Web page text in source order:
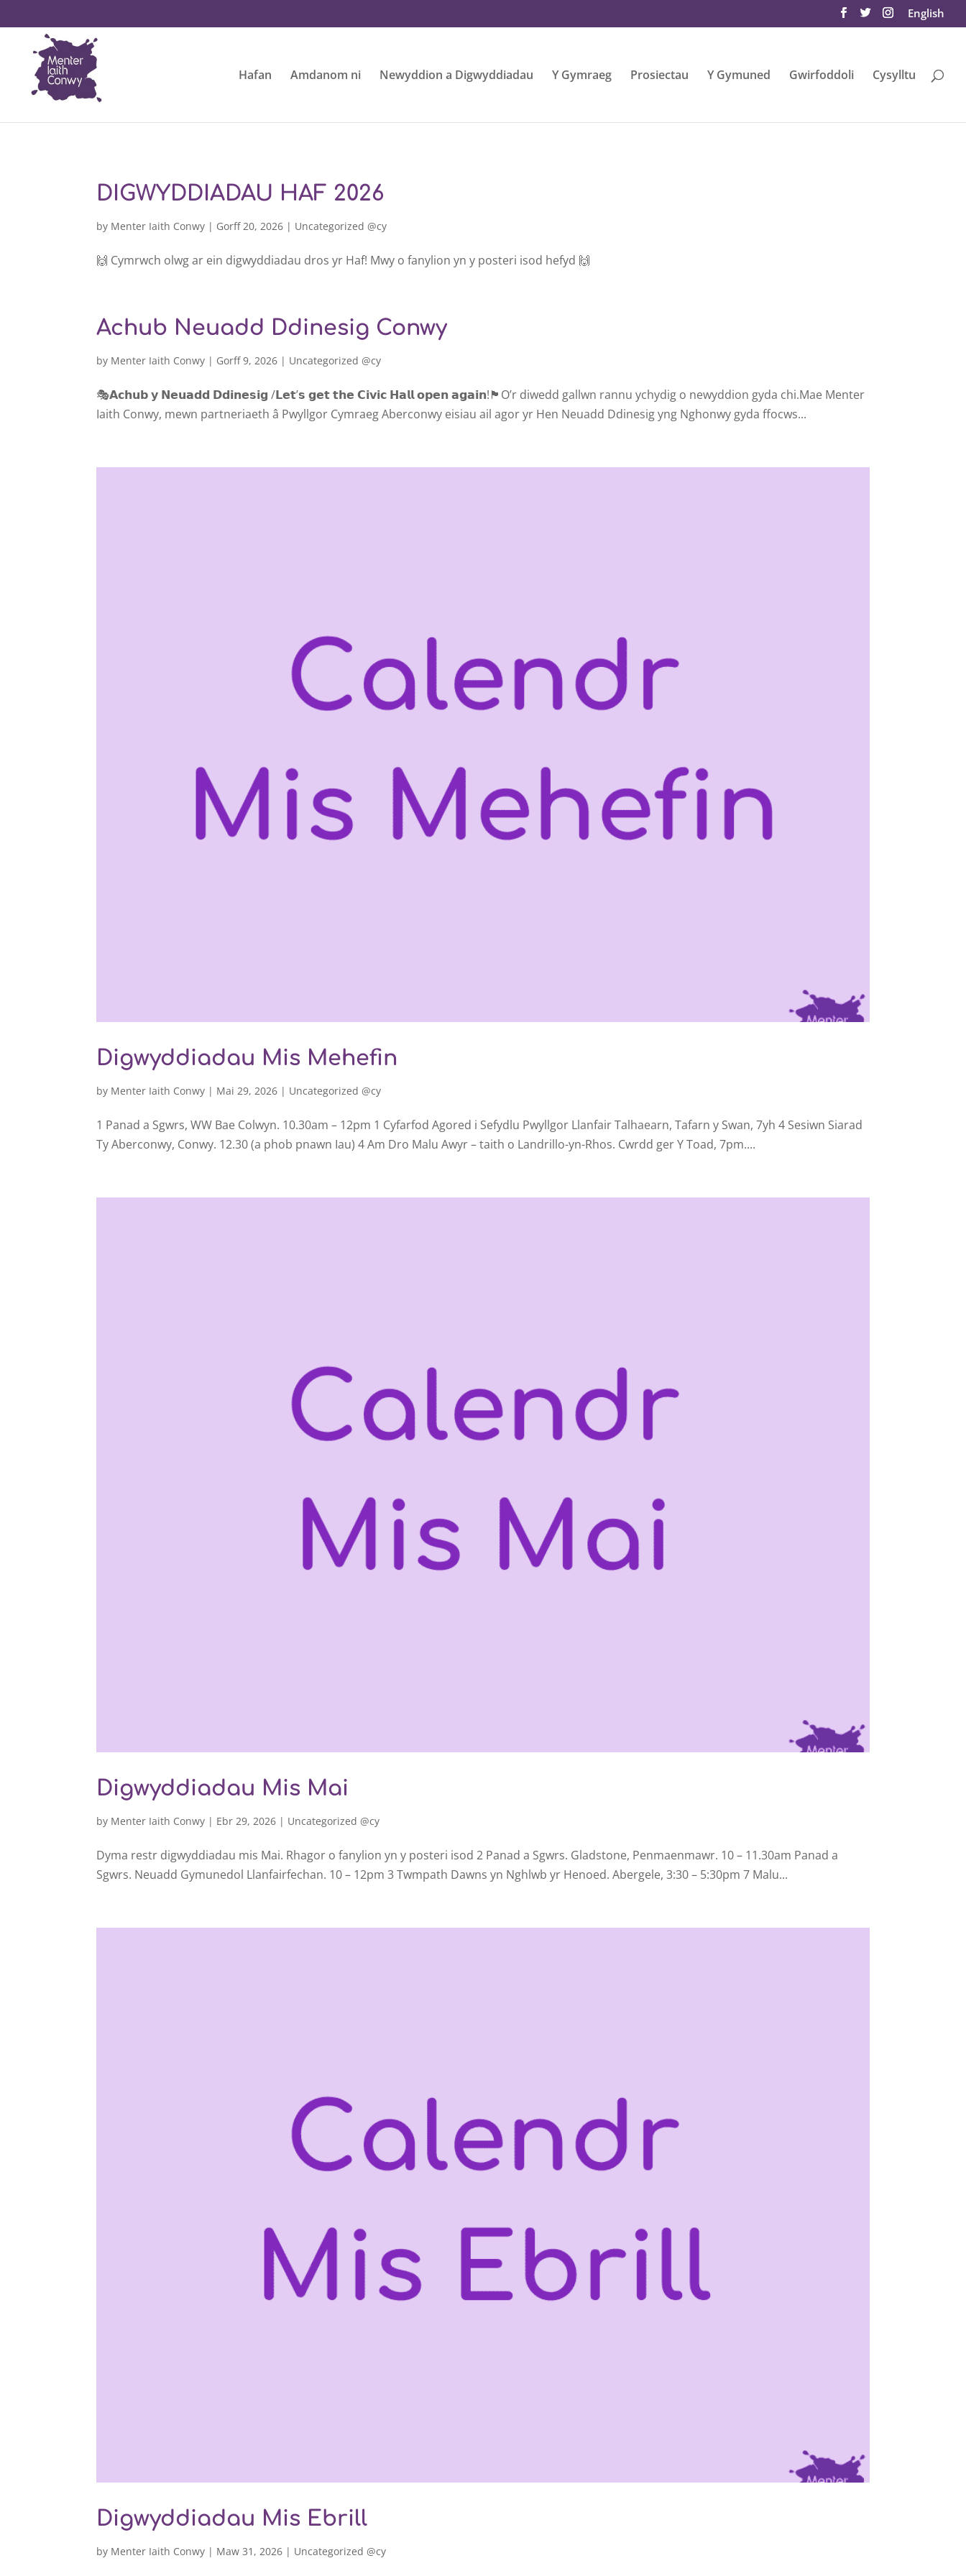
English
Hafan Amdanom ni Newyddion a Digwyddiadau Y Gymraeg Prosiectau Y Gymuned Gwirfoddoli Cysylltu
DIGWYDDIADAU HAF 2026
by Menter Iaith Conwy | Gorff 20, 2026 | Uncategorized @cy
🙌 Cymrwch olwg ar ein digwyddiadau dros yr Haf! Mwy o fanylion yn y posteri isod hefyd 🙌
Achub Neuadd Ddinesig Conwy
by Menter Iaith Conwy | Gorff 9, 2026 | Uncategorized @cy
🎭𝗔𝗰𝗵𝘂𝗯 𝘆 𝗡𝗲𝘂𝗮𝗱𝗱 𝗗𝗱𝗶𝗻𝗲𝘀𝗶𝗴 /𝗟𝗲𝘁’𝘀 𝗴𝗲𝘁 𝘁𝗵𝗲 𝗖𝗶𝘃𝗶𝗰 𝗛𝗮𝗹𝗹 𝗼𝗽𝗲𝗻 𝗮𝗴𝗮𝗶𝗻!🏴󠁧󠁢󠁷󠁬󠁳󠁿O’r diwedd gallwn rannu ychydig o newyddion gyda chi.Mae Menter
Iaith Conwy, mewn partneriaeth â Pwyllgor Cymraeg Aberconwy eisiau ail agor yr Hen Neuadd Ddinesig yng Nghonwy gyda ffocws...
Digwyddiadau Mis Mehefin
by Menter Iaith Conwy | Mai 29, 2026 | Uncategorized @cy
1 Panad a Sgwrs, WW Bae Colwyn. 10.30am – 12pm 1 Cyfarfod Agored i Sefydlu Pwyllgor Llanfair Talhaearn, Tafarn y Swan, 7yh 4 Sesiwn Siarad
Ty Aberconwy, Conwy. 12.30 (a phob pnawn Iau) 4 Am Dro Malu Awyr – taith o Landrillo-yn-Rhos. Cwrdd ger Y Toad, 7pm....
Digwyddiadau Mis Mai
by Menter Iaith Conwy | Ebr 29, 2026 | Uncategorized @cy
Dyma restr digwyddiadau mis Mai. Rhagor o fanylion yn y posteri isod 2 Panad a Sgwrs. Gladstone, Penmaenmawr. 10 – 11.30am Panad a
Sgwrs. Neuadd Gymunedol Llanfairfechan. 10 – 12pm 3 Twmpath Dawns yn Nghlwb yr Henoed. Abergele, 3:30 – 5:30pm 7 Malu...
Digwyddiadau Mis Ebrill
by Menter Iaith Conwy | Maw 31, 2026 | Uncategorized @cy